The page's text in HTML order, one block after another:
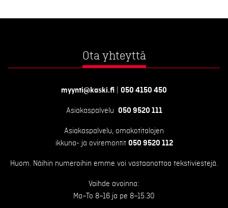
Ota yhteyttä
myynti@kaski.fi 050 4150 450
Asiakaspalvelu 050 9520 111
Asiakaspalvelu, omakotitalojen
ikkuna- ja oviremontit 050 9520 112
Huom. Näihin numeroihin emme voi vastaanottaa tekstiviestejä.
Vaihde avoinna:
Ma–To 8–16 ja pe 8–15.30